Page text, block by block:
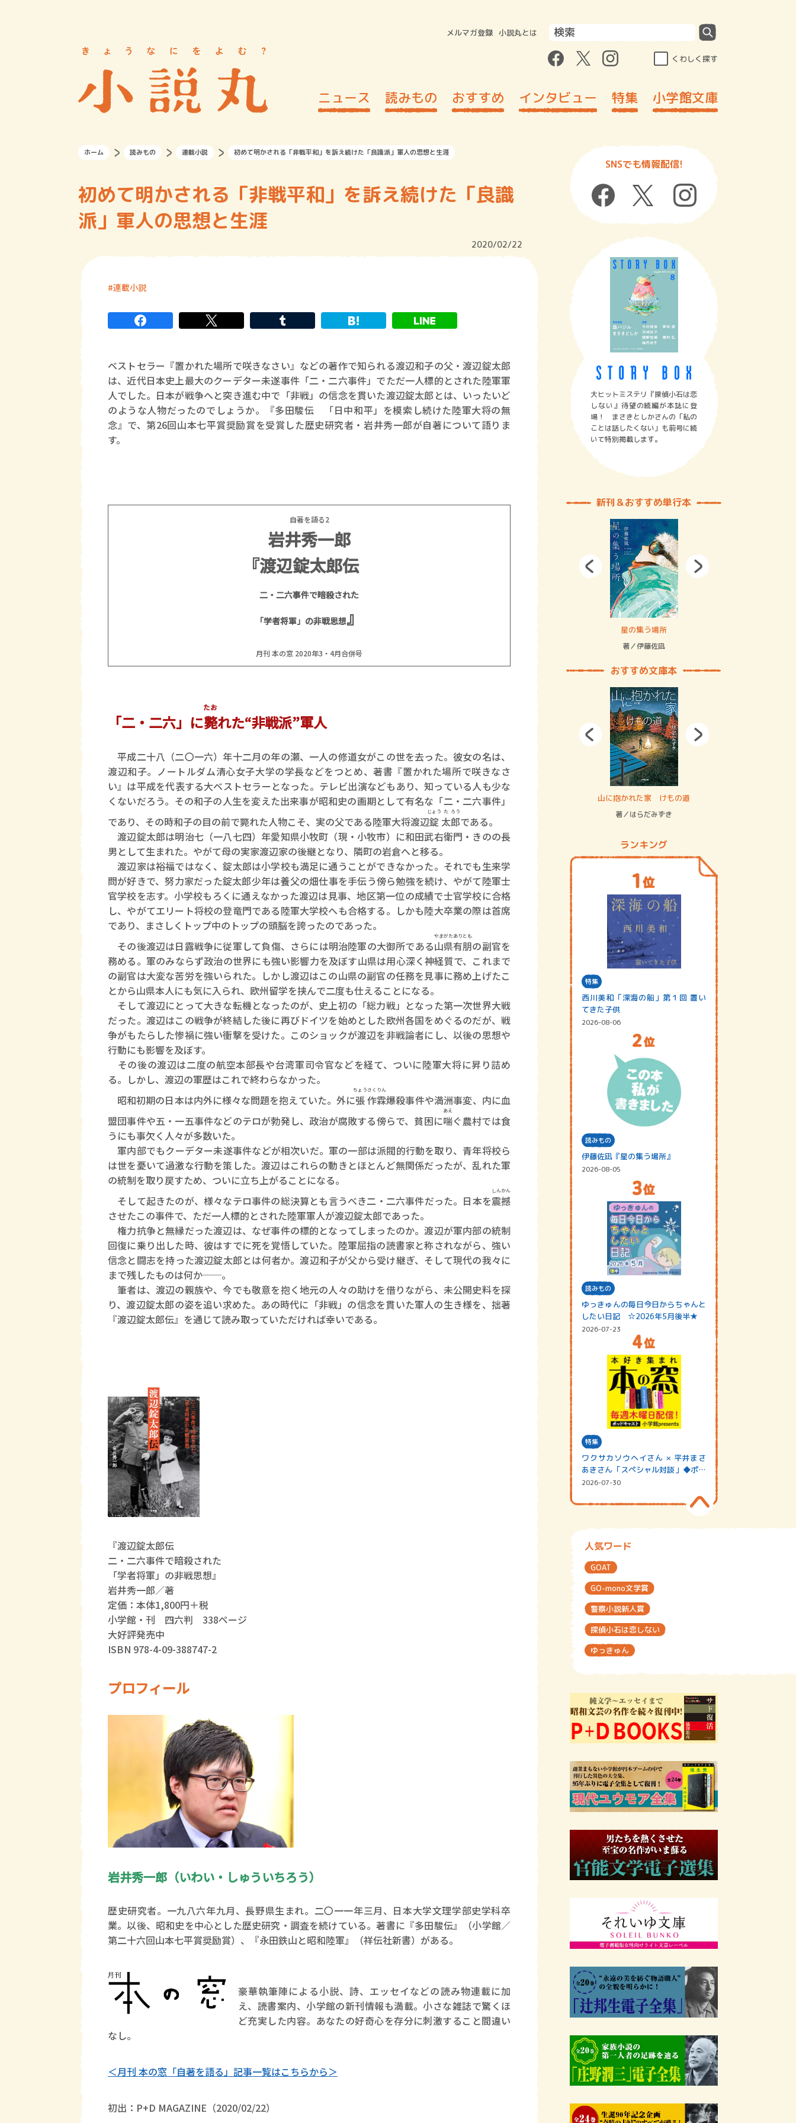
メルマガ登録 小説丸とは
くわしく探す
ニュース 読みもの おすすめ インタビュー 特集 小学館文庫
ホーム 読みもの 連載小説 初めて明かされる「非戦平和」を訴え続けた「良識派」軍人の思想と生涯
初めて明かされる「非戦平和」を訴え続けた「良識
派」軍人の思想と生涯
2020/02/22
連載小説
ベストセラー『置かれた場所で咲きなさい』などの著作で知られる渡辺和子の父・渡辺錠太郎
は、近代日本史上最大のクーデター未遂事件「二・二六事件」でただ一人標的とされた陸軍軍
人でした。日本が戦争へと突き進む中で「非戦」の信念を貫いた渡辺錠太郎とは、いったいど
のような人物だったのでしょうか。『多田駿伝 「日中和平」を模索し続けた陸軍大将の無
念』で、第26回山本七平賞奨励賞を受賞した歴史研究者・岩井秀一郎が自著について語りま
す。
自著を語る2
岩井秀一郎
『渡辺錠太郎伝
二・二六事件で暗殺された
「学者将軍」の非戦思想』
月刊 本の窓 2020年3・4月合併号
「二・二六」に斃
たお
れた“非戦派”軍人
平成二十八（二〇一六）年十二月の年の瀬、一人の修道女がこの世を去った。彼女の名は、
渡辺和子。ノートルダム清心女子大学の学長などをつとめ、著書『置かれた場所で咲きなさ
い』は平成を代表する大ベストセラーとなった。テレビ出演などもあり、知っている人も少な
くないだろう。その和子の人生を変えた出来事が昭和史の画期として有名な「二・二六事件」
であり、その時和子の目の前で斃れた人物こそ、実の父である陸軍大将渡辺錠
じょう
太
た
郎
ろう
である。
渡辺錠太郎は明治七（一八七四）年愛知県小牧町（現・小牧市）に和田武右衛門・きのの長
男として生まれた。やがて母の実家渡辺家の後継となり、隣町の岩倉へと移る。
渡辺家は裕福ではなく、錠太郎は小学校も満足に通うことができなかった。それでも生来学
問が好きで、努力家だった錠太郎少年は養父の畑仕事を手伝う傍ら勉強を続け、やがて陸軍士
官学校を志す。小学校もろくに通えなかった渡辺は見事、地区第一位の成績で士官学校に合格
し、やがてエリート将校の登竜門である陸軍大学校へも合格する。しかも陸大卒業の際は首席
であり、まさしくトップ中のトップの頭脳を誇ったのであった。
その後渡辺は日露戦争に従軍して負傷、さらには明治陸軍の大御所である山県有朋
やまがたありとも
の副官を
務める。軍のみならず政治の世界にも強い影響力を及ぼす山県は用心深く神経質で、これまで
の副官は大変な苦労を強いられた。しかし渡辺はこの山県の副官の任務を見事に務め上げたこ
とから山県本人にも気に入られ、欧州留学を挟んで二度も仕えることになる。
そして渡辺にとって大きな転機となったのが、史上初の「総力戦」となった第一次世界大戦
だった。渡辺はこの戦争が終結した後に再びドイツを始めとした欧州各国をめぐるのだが、戦
争がもたらした惨禍に強い衝撃を受けた。このショックが渡辺を非戦論者にし、以後の思想や
行動にも影響を及ぼす。
その後の渡辺は二度の航空本部長や台湾軍司令官などを経て、ついに陸軍大将に昇り詰め
る。しかし、渡辺の軍歴はこれで終わらなかった。
昭和初期の日本は内外に様々な問題を抱えていた。外に張
ちょう
作
さく
霖
りん
爆殺事件や満洲事変、内に血
盟団事件や五・一五事件などのテロが勃発し、政治が腐敗する傍らで、貧困に喘
あえ
ぐ農村では食
うにも事欠く人々が多数いた。
軍内部でもクーデター未遂事件などが相次いだ。軍の一部は派閥的行動を取り、青年将校ら
は世を憂いて過激な行動を策した。渡辺はこれらの動きとほとんど無関係だったが、乱れた軍
の統制を取り戻すため、ついに立ち上がることになる。
そして起きたのが、様々なテロ事件の総決算とも言うべき二・二六事件だった。日本を震撼
しんかん
させたこの事件で、ただ一人標的とされた陸軍軍人が渡辺錠太郎であった。
権力抗争と無縁だった渡辺は、なぜ事件の標的となってしまったのか。渡辺が軍内部の統制
回復に乗り出した時、彼はすでに死を覚悟していた。陸軍屈指の読書家と称されながら、強い
信念と闘志を持った渡辺錠太郎とは何者か。渡辺和子が父から受け継ぎ、そして現代の我々に
まで残したものは何か──。
筆者は、渡辺の親族や、今でも敬意を抱く地元の人々の助けを借りながら、未公開史料を探
り、渡辺錠太郎の姿を追い求めた。あの時代に「非戦」の信念を貫いた軍人の生き様を、拙著
『渡辺錠太郎伝』を通じて読み取っていただければ幸いである。
『渡辺錠太郎伝
二・二六事件で暗殺された
「学者将軍」の非戦思想』
岩井秀一郎／著
定価：本体1,800円＋税
小学館・刊 四六判 338ページ
大好評発売中
ISBN 978-4-09-388747-2
プロフィール
岩井秀一郎（いわい・しゅういちろう）
歴史研究者。一九八六年九月、長野県生まれ。二〇一一年三月、日本大学文理学部史学科卒
業。以後、昭和史を中心とした歴史研究・調査を続けている。著書に『多田駿伝』（小学館／
第二十六回山本七平賞奨励賞）、『永田鉄山と昭和陸軍』（祥伝社新書）がある。
豪華執筆陣による小説、詩、エッセイなどの読み物連載に加
え、読書案内、小学館の新刊情報も満載。小さな雑誌で驚くほ
ど充実した内容。あなたの好奇心を存分に刺激すること間違い
なし。
＜月刊 本の窓「自著を語る」記事一覧はこちらから＞
初出：P+D MAGAZINE（2020/02/22）
SNSでも情報配信!
大ヒットミステリ『探偵小石は恋
しない』待望の続編が本誌に登
場！ まさきとしかさんの「私の
ことは話したくない」も前号に続
いて特別掲載します。
新刊＆おすすめ単行本
賞金稼ぎスリーサム！ 二重拘束の… 星の集う場所
著／伊藤佐凪
おすすめ文庫本
ロボット・イン・ザ・システム 山に抱かれた家 けもの道
著／はらだみずき
ランキング
特集
西川美和「深海の船」第１回 置い
てきた子供
2026-08-06
読みもの
伊藤佐凪『星の集う場所』
2026-08-05
読みもの
ゆっきゅんの毎日今日からちゃんと
したい日記 ☆2026年5月後半★
2026-07-23
特集
ワクサカソウヘイさん × 平井まさ
あきさん「スペシャル対談」◆ポッ
ドキャスト…
2026-07-30
人気ワード
GOAT
GO-mono文学賞
警察小説新人賞
探偵小石は恋しない
ゆっきゅん